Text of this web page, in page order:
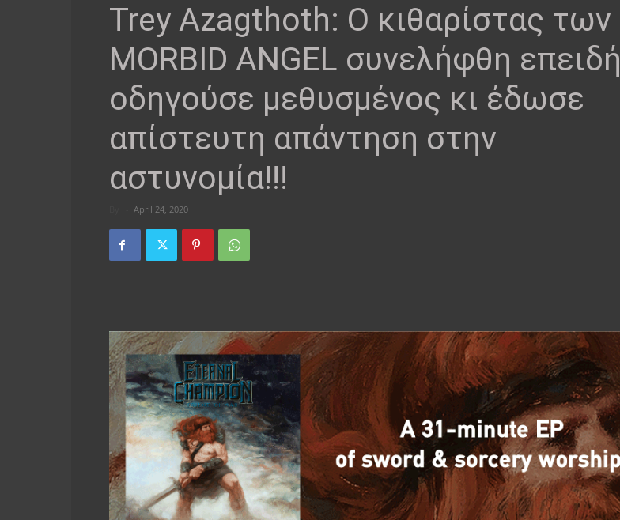
Trey Azagthoth: Ο κιθαρίστας των
MORBID ANGEL συνελήφθη επειδή
οδηγούσε μεθυσμένος κι έδωσε
απίστευτη απάντηση στην
αστυνομία!!!
April 24, 2020